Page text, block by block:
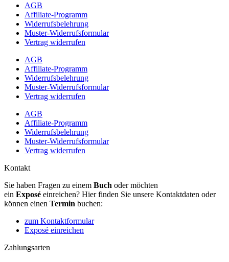
AGB
Affiliate-Programm
Widerrufsbelehrung
Muster-Widerrufsformular
Vertrag widerrufen
AGB
Affiliate-Programm
Widerrufsbelehrung
Muster-Widerrufsformular
Vertrag widerrufen
AGB
Affiliate-Programm
Widerrufsbelehrung
Muster-Widerrufsformular
Vertrag widerrufen
Kontakt
Sie haben Fragen zu einem Buch oder möchten
ein Exposé einreichen? Hier finden Sie unsere Kontaktdaten oder
können einen Termin buchen:
zum Kontaktformular
Exposé einreichen
Zahlungsarten